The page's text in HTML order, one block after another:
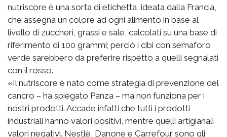
nutriscore è una sorta di etichetta, ideata dalla Francia,
che assegna un colore ad ogni alimento in base al
livello di zuccheri, grassi e sale, calcolati su una base di
riferimento di 100 grammi; perciò i cibi con semaforo
verde sarebbero da preferire rispetto a quelli segnalati
con il rosso.
«Il nutriscore è nato come strategia di prevenzione del
cancro – ha spiegato Panza – ma non funziona per i
nostri prodotti. Accade infatti che tutti i prodotti
industriali hanno valori positivi, mentre quelli artigianali
valori negativi. Nestlè, Danone e Carrefour sono gli